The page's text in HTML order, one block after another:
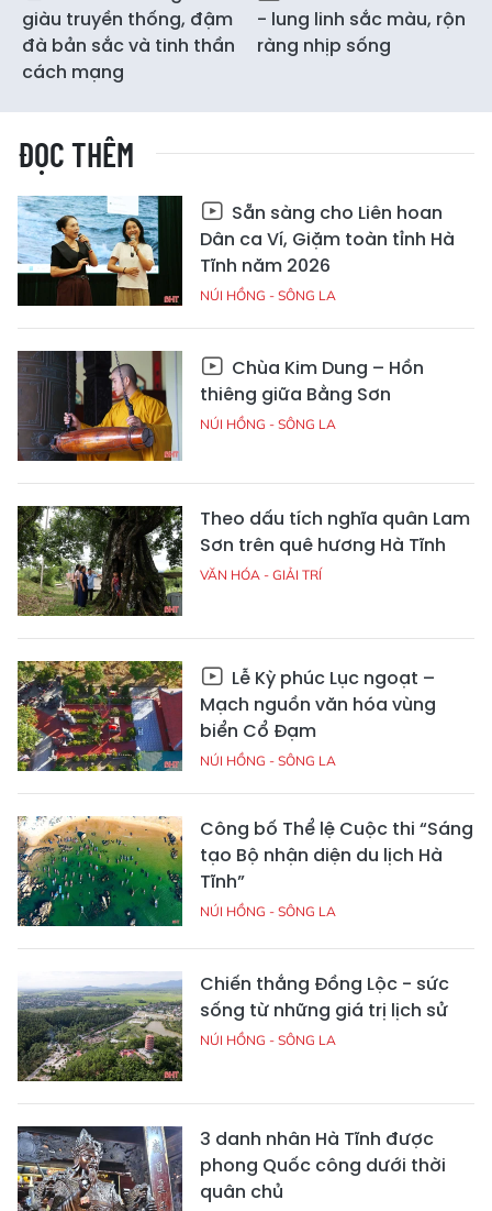
giàu truyền thống, đậm
đà bản sắc và tinh thần
cách mạng
- lung linh sắc màu, rộn
ràng nhịp sống
ĐỌC THÊM
Sẵn sàng cho Liên hoan
Dân ca Ví, Giặm toàn tỉnh Hà
Tĩnh năm 2026
NÚI HỒNG - SÔNG LA
Chùa Kim Dung – Hồn
thiêng giữa Bằng Sơn
NÚI HỒNG - SÔNG LA
Theo dấu tích nghĩa quân Lam
Sơn trên quê hương Hà Tĩnh
VĂN HÓA - GIẢI TRÍ
Lễ Kỳ phúc Lục ngoạt –
Mạch nguồn văn hóa vùng
biển Cổ Đạm
NÚI HỒNG - SÔNG LA
Công bố Thể lệ Cuộc thi “Sáng
tạo Bộ nhận diện du lịch Hà
Tĩnh”
NÚI HỒNG - SÔNG LA
Chiến thắng Đồng Lộc - sức
sống từ những giá trị lịch sử
NÚI HỒNG - SÔNG LA
3 danh nhân Hà Tĩnh được
phong Quốc công dưới thời
quân chủ